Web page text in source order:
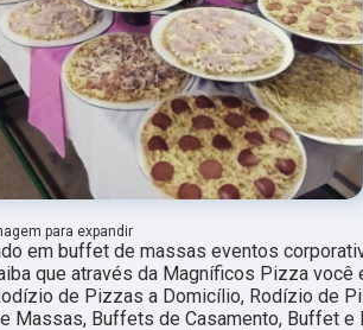
para expandir
em buffet de massas eventos
que através da Magníficos Pizza você
de Pizzas a Domicílio, Rodízio de
Massas, Buffets de Casamento, Buffet e